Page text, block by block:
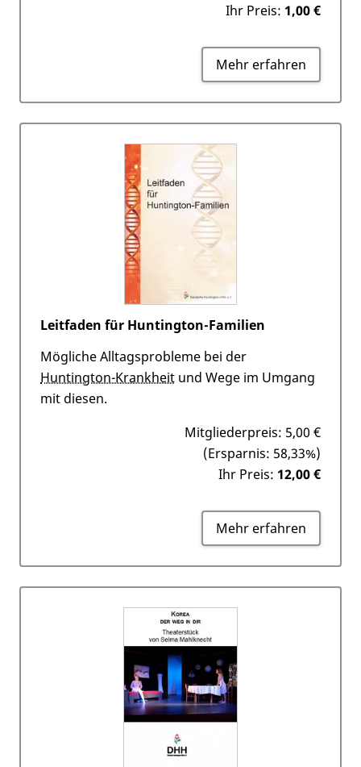
Ihr Preis: 1,00 €
Mehr erfahren
Leitfaden für Huntington-Familien
Mögliche Alltagsprobleme bei der
Huntington-Krankheit und Wege im Umgang
mit diesen.
Mitgliederpreis: 5,00 €
(Ersparnis: 58,33%)
Ihr Preis: 12,00 €
Mehr erfahren